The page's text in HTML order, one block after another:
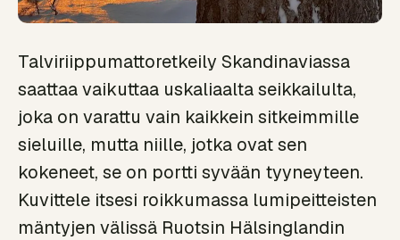
Talviriippumattoretkeily Skandinaviassa
saattaa vaikuttaa uskaliaalta seikkailulta,
joka on varattu vain kaikkein sitkeimmille
sieluille, mutta niille, jotka ovat sen
kokeneet, se on portti syvään tyyneyteen.
Kuvittele itsesi roikkumassa lumipeitteisten
mäntyjen välissä Ruotsin Hälsinglandin